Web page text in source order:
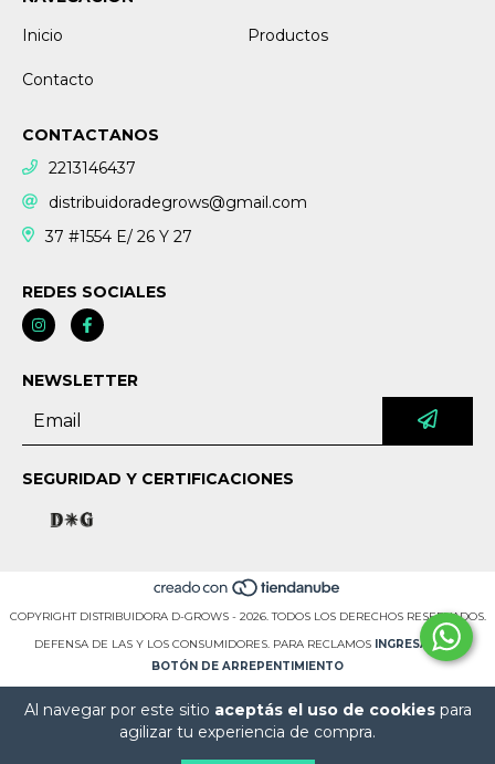
Al navegar por este sitio aceptás el uso de cookiespara
agilizar tu experiencia de compra.
Inicio
Productos
Contacto
CONTACTANOS
2213146437
distribuidoradegrows@gmail.com
37 #1554 E/ 26 Y 27
REDES SOCIALES
NEWSLETTER
SEGURIDAD Y CERTIFICACIONES
COPYRIGHT DISTRIBUIDORA D-GROWS - 2026. TODOS LOS DERECHOS RESERVADOS.
DEFENSA DE LAS Y LOS CONSUMIDORES. PARA RECLAMOS
INGRESÁ ACÁ.
BOTÓN DE ARREPENTIMIENTO